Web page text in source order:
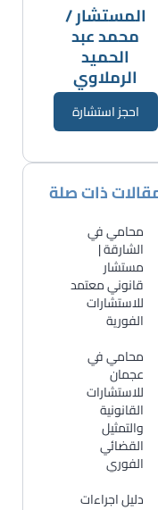
المستشار /
محمد عبد
الحميد
الرملاوي
احجز استشارة
ذات صلة
محامي في
الشارقة |
مستشار
قانوني معتمد
للاستشارات
الفورية
​محامي في
عجمان
للاستشارات
القانونية
والتمثيل
القضائي
الفوري
دليل اجراءات